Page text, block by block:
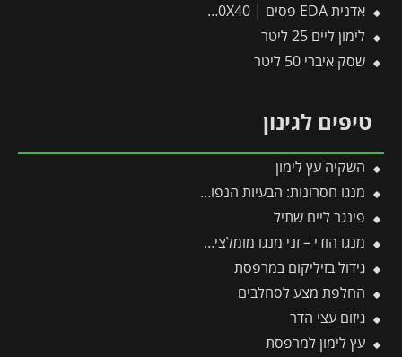
אדנית EDA פסים | 100X40X40 ס"מ | אפור כהה
לימון ליים 25 ליטר
שסק איברי 50 ליטר
טיפים לגינון
השקיה עץ לימון
מנגו חסרונות: הבעיות הנפוצות בגידול עץ מנגו ואיך פותרים אותן בקלות?
פינגר ליים שתיל
מנגו הודי – זני מנגו מומלצים בעלי פרופיל טעם עשיר וארומטי
גידול בזיליקום במרפסת
החלפת מצע לסחלבים
גיזום עצי הדר
עץ לימון למרפסת